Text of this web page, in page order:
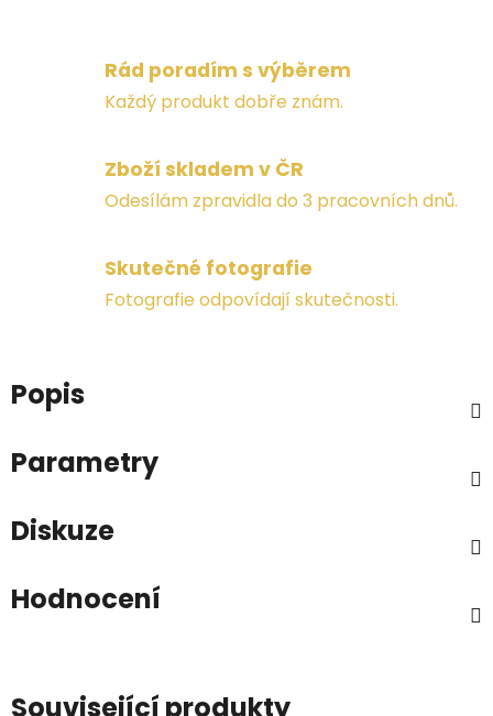
Rád poradím s výběrem
Každý produkt dobře znám.
Zboží skladem v ČR
Odesílám zpravidla do 3 pracovních dnů.
Skutečné fotografie
Fotografie odpovídají skutečnosti.
Popis
Parametry
Diskuze
Hodnocení
Související produkty